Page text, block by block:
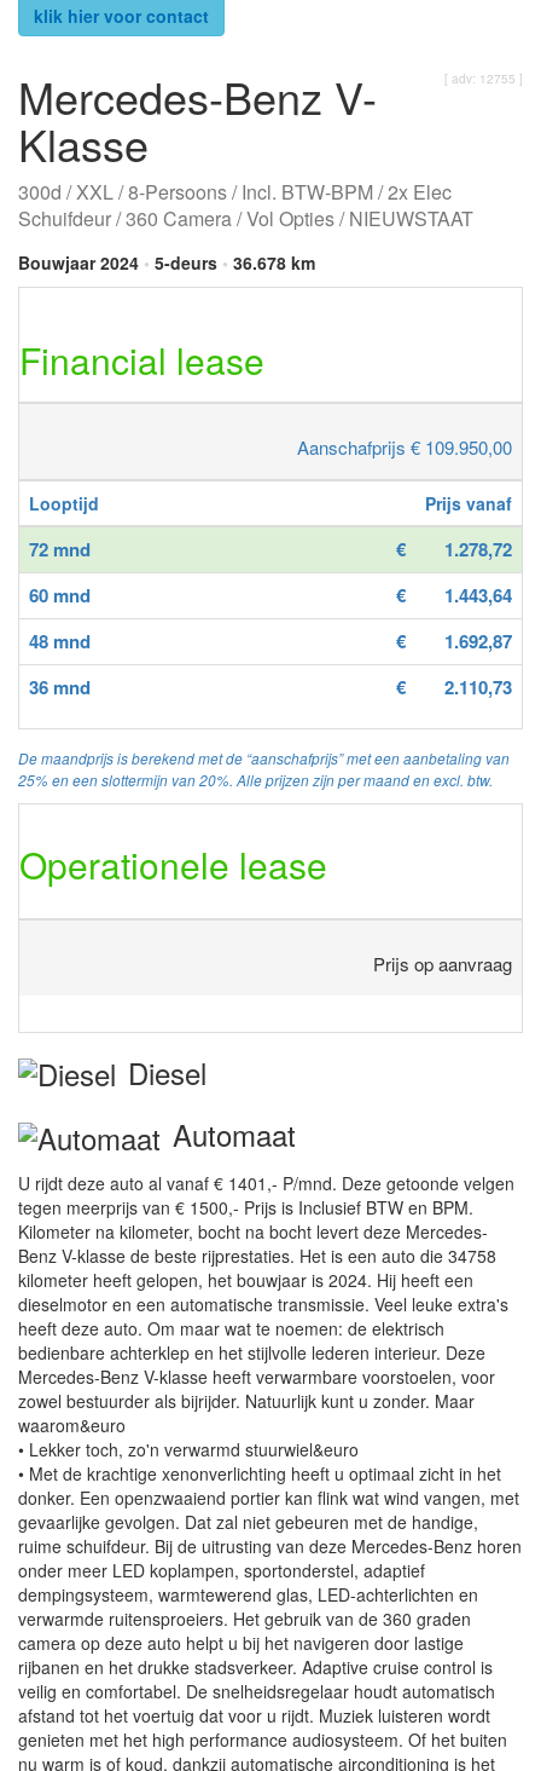
klik hier voor contact
[ adv: 12755 ]
Mercedes-Benz V-
Klasse
300d / XXL / 8-Persoons / Incl. BTW-BPM / 2x Elec
Schuifdeur / 360 Camera / Vol Opties / NIEUWSTAAT
Bouwjaar 2024 • 5-deurs • 36.678 km
Financial lease
Aanschafprijs € 109.950,00
Looptijd Prijs vanaf
72 mnd €
1.278,72
60 mnd
€
1.443,64
48 mnd
€
1.692,87
36 mnd
€ 2.110,73
De maandprijs is berekend met de “aanschafprijs” met een aanbetaling van
25% en een slottermijn van 20%. Alle prijzen zijn per maand en excl. btw.
Operationele lease
Prijs op aanvraag
Diesel
Automaat
U rijdt deze auto al vanaf € 1401,- P/mnd. Deze getoonde velgen
tegen meerprijs van € 1500,- Prijs is Inclusief BTW en BPM.
Kilometer na kilometer, bocht na bocht levert deze Mercedes-
Benz V-klasse de beste rijprestaties. Het is een auto die 34758
kilometer heeft gelopen, het bouwjaar is 2024. Hij heeft een
dieselmotor en een automatische transmissie. Veel leuke extra's
heeft deze auto. Om maar wat te noemen: de elektrisch
bedienbare achterklep en het stijlvolle lederen interieur. Deze
Mercedes-Benz V-klasse heeft verwarmbare voorstoelen, voor
zowel bestuurder als bijrijder. Natuurlijk kunt u zonder. Maar
waarom&euro
• Lekker toch, zo'n verwarmd stuurwiel&euro
• Met de krachtige xenonverlichting heeft u optimaal zicht in het
donker. Een openzwaaiend portier kan flink wat wind vangen, met
gevaarlijke gevolgen. Dat zal niet gebeuren met de handige,
ruime schuifdeur. Bij de uitrusting van deze Mercedes-Benz horen
onder meer LED koplampen, sportonderstel, adaptief
dempingsysteem, warmtewerend glas, LED-achterlichten en
verwarmde ruitensproeiers. Het gebruik van de 360 graden
camera op deze auto helpt u bij het navigeren door lastige
rijbanen en het drukke stadsverkeer. Adaptive cruise control is
veilig en comfortabel. De snelheidsregelaar houdt automatisch
afstand tot het voertuig dat voor u rijdt. Muziek luisteren wordt
genieten met het high performance audiosysteem. Of het buiten
nu warm is of koud, dankzij automatische airconditioning is het